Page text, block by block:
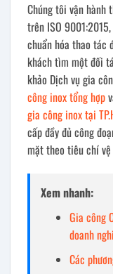
Chúng tôi vận hành
trên ISO
chuẩn hóa thao tác
khách tìm một đối
khảo Dịch vụ gia
công inox tổng hợp
gia công inox tại
cấp đầy đủ công
mặt theo tiêu chí
Xem nhanh:
Gia công
doanh
Các